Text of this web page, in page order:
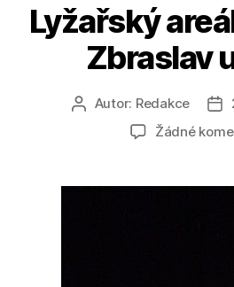
Lyžařský
Zbraslav
Autor
příspěvku
Autor: Redakce
Žádné